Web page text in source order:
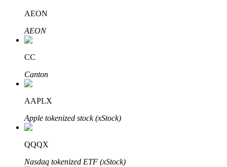
Авто Инвест
Получите долгосрочную прибыль и гибкие проценты
AEON
AEON
CC
Canton
AAPLX
Apple tokenized stock (xStock)
QQQX
Nasdaq tokenized ETF (xStock)